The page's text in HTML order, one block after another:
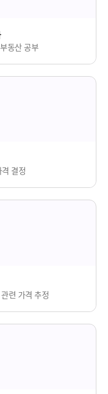
동산 공부
결정
련 가격 추정